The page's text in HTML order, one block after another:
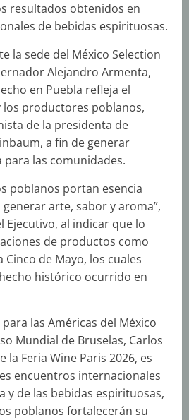
resultados obtenidos en
de bebidas espirituosas.
la sede del México Selection
Alejandro Armenta,
en Puebla refleja el
productores poblanos,
de la presidenta de
a fin de generar
las comunidades.
poblanos portan esencia
arte, sabor y aroma”,
Ejecutivo, al indicar que lo
de productos como
Cinco de Mayo, los cuales
histórico ocurrido en
las Américas del México
Mundial de Bruselas, Carlos
la Feria Wine Paris 2026, es
encuentros internacionales
y de las bebidas espirituosas,
poblanos fortalecerán su